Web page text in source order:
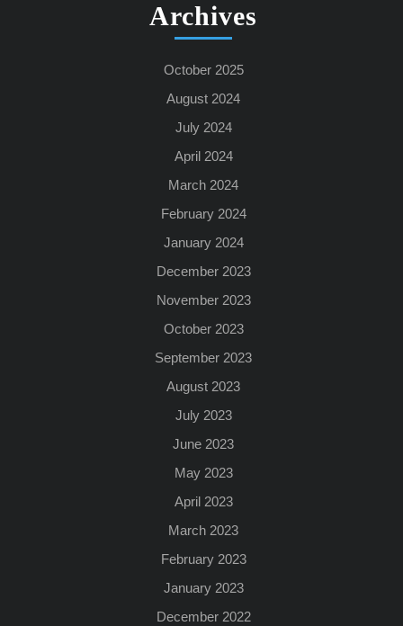
Archives
October 2025
August 2024
July 2024
April 2024
March 2024
February 2024
January 2024
December 2023
November 2023
October 2023
September 2023
August 2023
July 2023
June 2023
May 2023
April 2023
March 2023
February 2023
January 2023
December 2022